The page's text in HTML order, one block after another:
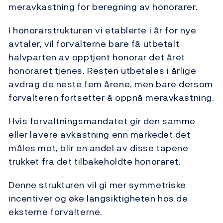
meravkastning for beregning av honorarer.
I honorarstrukturen vi etablerte i år for nye
avtaler, vil forvalterne bare få utbetalt
halvparten av opptjent honorar det året
honoraret tjenes. Resten utbetales i årlige
avdrag de neste fem årene, men bare dersom
forvalteren fortsetter å oppnå meravkastning.
Hvis forvaltningsmandatet gir den samme
eller lavere avkastning enn markedet det
måles mot, blir en andel av disse tapene
trukket fra det tilbakeholdte honoraret.
Denne strukturen vil gi mer symmetriske
incentiver og øke langsiktigheten hos de
eksterne forvalterne.